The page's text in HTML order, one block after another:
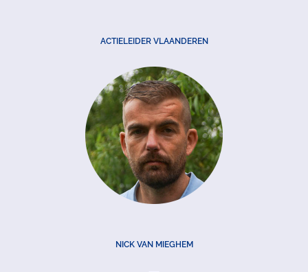
ACTIELEIDER VLAANDEREN
NICK VAN MIEGHEM